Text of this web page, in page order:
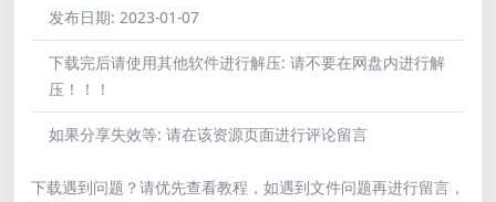
发布日期: 2023-01-07
下载完后请使用其他软件进行解压: 请不要在网盘内进行解
压！！！
如果分享失效等: 请在该资源页面进行评论留言
下载遇到问题？请优先查看教程，如遇到文件问题再进行留言，